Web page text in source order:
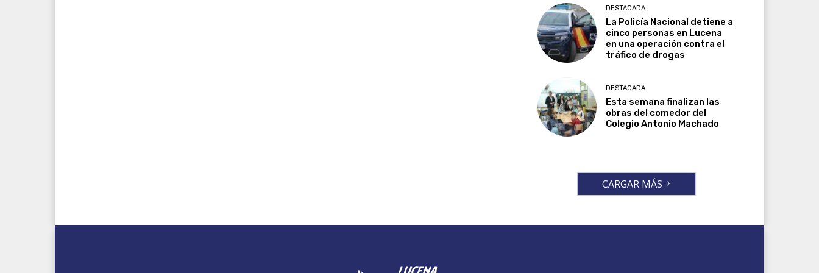
DESTACADA
La Policía Nacional detiene a
cinco personas en Lucena
en una operación contra el
tráfico de drogas
DESTACADA
Esta semana finalizan las
obras del comedor del
Colegio Antonio Machado
CARGAR MÁS